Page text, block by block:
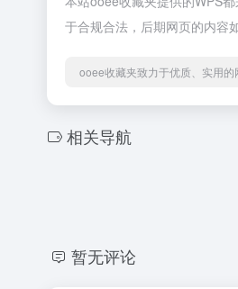
于合规合法，后期网页的内容
ooee收藏夹致力于优质、实用的
相关导航
暂无评论